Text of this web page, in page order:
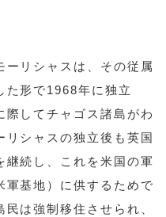
ーリシャスは、その従属
た形で1968年に独立
際してチャゴス諸島がわ
リシャスの独立後も英国
継続し、これを米国の軍
軍基地）に供するためで
は強制移住させられ、